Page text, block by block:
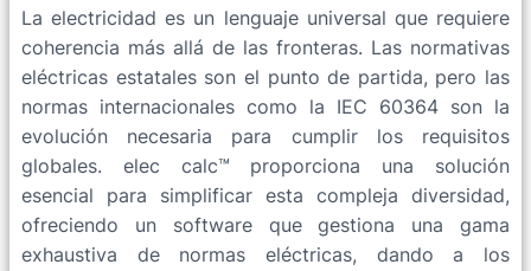
La electricidad es un lenguaje universal que requiere
coherencia más allá de las fronteras. Las normativas
eléctricas estatales son el punto de partida, pero las
normas internacionales como la IEC 60364 son la
evolución necesaria para cumplir los requisitos
globales. elec calc™ proporciona una solución
esencial para simplificar esta compleja diversidad,
ofreciendo un software que gestiona una gama
exhaustiva de normas eléctricas, dando a los